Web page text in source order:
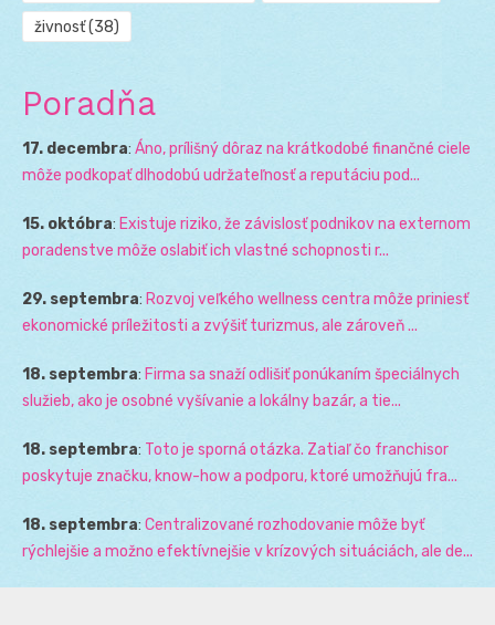
živnosť(38)
Poradňa
17. decembra: Áno, prílišný dôraz na krátkodobé finančné ciele
môže podkopať dlhodobú udržateľnosť a reputáciu pod...
15. októbra: Existuje riziko, že závislosť podnikov na externom
poradenstve môže oslabiť ich vlastné schopnosti r...
29. septembra: Rozvoj veľkého wellness centra môže priniesť
ekonomické príležitosti a zvýšiť turizmus, ale zároveň ...
18. septembra: Firma sa snaží odlišiť ponúkaním špeciálnych
služieb, ako je osobné vyšívanie a lokálny bazár, a tie...
18. septembra: Toto je sporná otázka. Zatiaľ čo franchisor
poskytuje značku, know-how a podporu, ktoré umožňujú fra...
18. septembra: Centralizované rozhodovanie môže byť
rýchlejšie a možno efektívnejšie v krízových situáciách, ale de...